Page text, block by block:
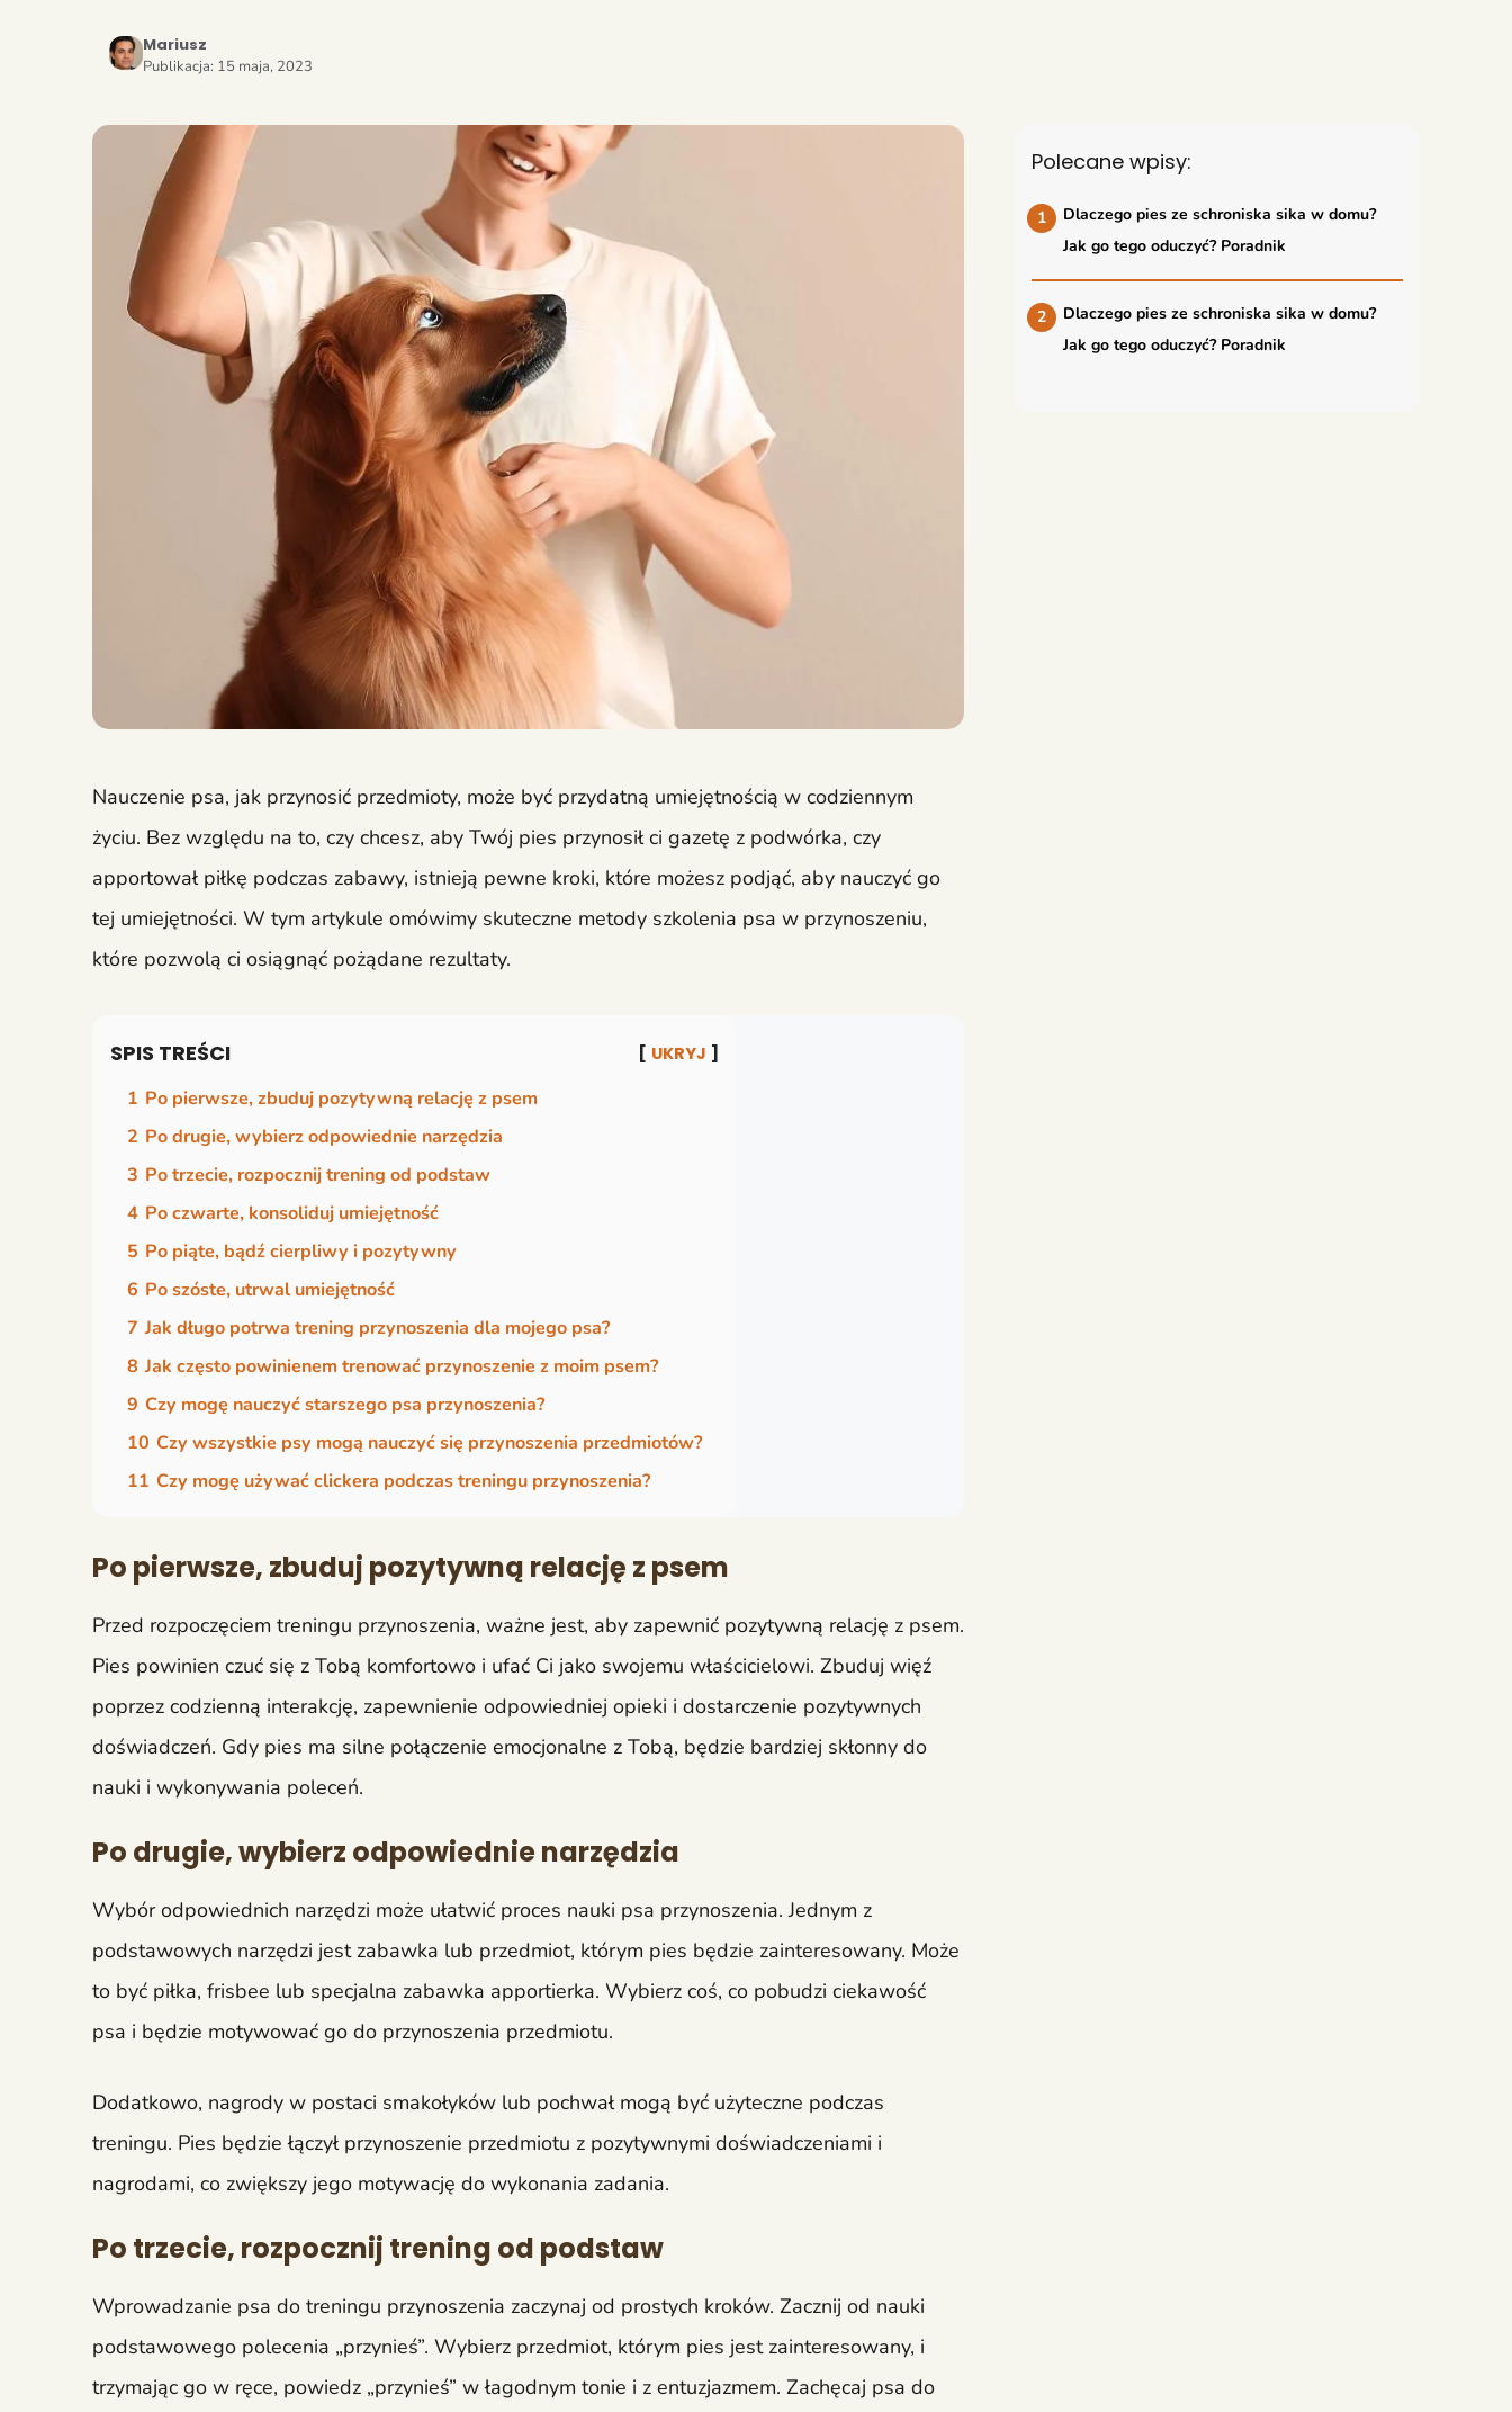
Mariusz
Publikacja: 15 maja, 2023
Nauczenie psa, jak przynosić przedmioty, może być przydatną umiejętnością w codziennym
życiu. Bez względu na to, czy chcesz, aby Twój pies przynosił ci gazetę z podwórka, czy
apportował piłkę podczas zabawy, istnieją pewne kroki, które możesz podjąć, aby nauczyć go
tej umiejętności. W tym artykule omówimy skuteczne metody szkolenia psa w przynoszeniu,
które pozwolą ci osiągnąć pożądane rezultaty.
SPIS TREŚCI UKRYJ
1 Po pierwsze, zbuduj pozytywną relację z psem
2 Po drugie, wybierz odpowiednie narzędzia
3 Po trzecie, rozpocznij trening od podstaw
4 Po czwarte, konsoliduj umiejętność
5 Po piąte, bądź cierpliwy i pozytywny
6 Po szóste, utrwal umiejętność
7 Jak długo potrwa trening przynoszenia dla mojego psa?
8 Jak często powinienem trenować przynoszenie z moim psem?
9 Czy mogę nauczyć starszego psa przynoszenia?
10 Czy wszystkie psy mogą nauczyć się przynoszenia przedmiotów?
11 Czy mogę używać clickera podczas treningu przynoszenia?
Po pierwsze, zbuduj pozytywną relację z psem
Przed rozpoczęciem treningu przynoszenia, ważne jest, aby zapewnić pozytywną relację z psem.
Pies powinien czuć się z Tobą komfortowo i ufać Ci jako swojemu właścicielowi. Zbuduj więź
poprzez codzienną interakcję, zapewnienie odpowiedniej opieki i dostarczenie pozytywnych
doświadczeń. Gdy pies ma silne połączenie emocjonalne z Tobą, będzie bardziej skłonny do
nauki i wykonywania poleceń.
Po drugie, wybierz odpowiednie narzędzia
Wybór odpowiednich narzędzi może ułatwić proces nauki psa przynoszenia. Jednym z
podstawowych narzędzi jest zabawka lub przedmiot, którym pies będzie zainteresowany. Może
to być piłka, frisbee lub specjalna zabawka apportierka. Wybierz coś, co pobudzi ciekawość
psa i będzie motywować go do przynoszenia przedmiotu.
Dodatkowo, nagrody w postaci smakołyków lub pochwał mogą być użyteczne podczas
treningu. Pies będzie łączył przynoszenie przedmiotu z pozytywnymi doświadczeniami i
nagrodami, co zwiększy jego motywację do wykonania zadania.
Po trzecie, rozpocznij trening od podstaw
Wprowadzanie psa do treningu przynoszenia zaczynaj od prostych kroków. Zacznij od nauki
podstawowego polecenia „przynieś”. Wybierz przedmiot, którym pies jest zainteresowany, i
trzymając go w ręce, powiedz „przynieś” w łagodnym tonie i z entuzjazmem. Zachęcaj psa do
Polecane wpisy:
Dlaczego pies ze schroniska sika w domu?
Jak go tego oduczyć? Poradnik
Dlaczego pies ze schroniska sika w domu?
Jak go tego oduczyć? Poradnik